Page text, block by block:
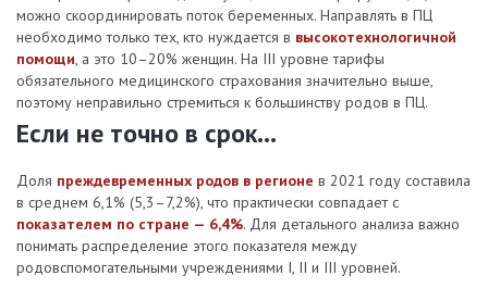
можно скоординировать поток беременных. Направлять в ПЦ
необходимо только тех, кто нуждается в высокотехнологичной
помощи, а это 10–20% женщин. На III уровне тарифы
обязательного медицинского страхования значительно выше,
поэтому неправильно стремиться к большинству родов в ПЦ.
Если не точно в срок...
Доля преждевременных родов в регионе в 2021 году составила
в среднем 6,1% (5,3–7,2%), что практически совпадает с
показателем по стране — 6,4%. Для детального анализа важно
понимать распределение этого показателя между
родовспомогательными учреждениями I, II и III уровней.